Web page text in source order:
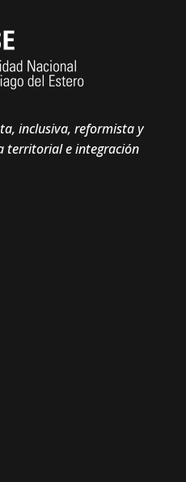
territorial e integración